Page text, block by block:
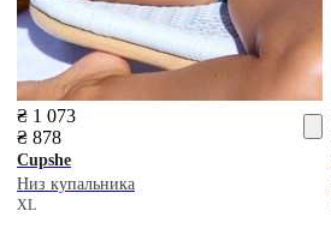
₴ 1 073
₴ 878
Cupshe
Низ купальника
XL